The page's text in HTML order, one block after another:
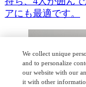
アにも最適です。
We collect unique
and to personalize
our website with our
it with other